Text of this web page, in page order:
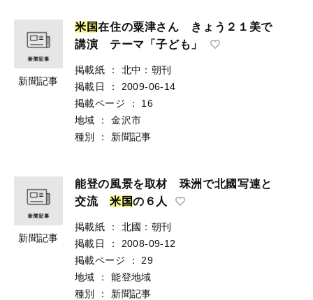
新聞記事
米 国在住の粟津さん きょう２１美で
講演 テーマ「子ども」
掲載紙 ：
北中：朝刊
掲載日
：
2009-06-14
掲載ページ
：
16
地域
：
金沢市
種別
： 新聞記事
新聞記事
能登の風景を取材 珠洲で北國写連と
交流 米 国の６人
掲載紙 ：
北國：朝刊
掲載日
：
2008-09-12
掲載ページ
：
29
地域
：
能登地域
種別
： 新聞記事